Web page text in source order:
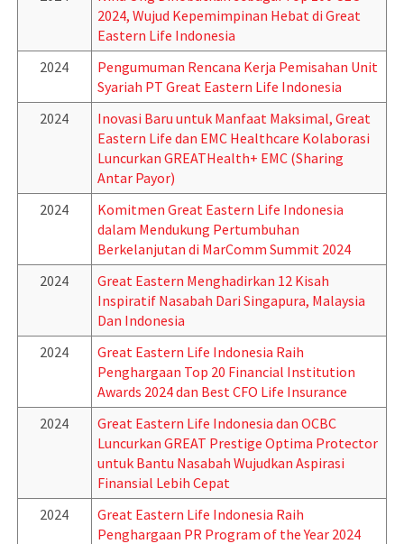
2024, Wujud Kepemimpinan Hebat di Great
Eastern Life Indonesia
2024
Pengumuman Rencana Kerja Pemisahan Unit
Syariah PT Great Eastern Life Indonesia
2024
Inovasi Baru untuk Manfaat Maksimal, Great
Eastern Life dan EMC Healthcare Kolaborasi
Luncurkan GREATHealth+ EMC (Sharing
Antar Payor)
2024
Komitmen Great Eastern Life Indonesia
dalam Mendukung Pertumbuhan
Berkelanjutan di MarComm Summit 2024
2024
Great Eastern Menghadirkan 12 Kisah
Inspiratif Nasabah Dari Singapura, Malaysia
Dan Indonesia
2024
Great Eastern Life Indonesia Raih
Penghargaan Top 20 Financial Institution
Awards 2024 dan Best CFO Life Insurance
2024
Great Eastern Life Indonesia dan OCBC
Luncurkan GREAT Prestige Optima Protector
untuk Bantu Nasabah Wujudkan Aspirasi
Finansial Lebih Cepat
2024
Great Eastern Life Indonesia Raih
Penghargaan PR Program of the Year 2024